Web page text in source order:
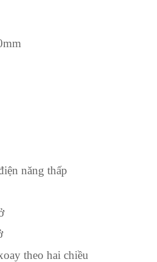
năng thấp
theo hai chiều